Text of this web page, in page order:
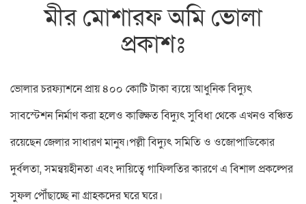
মীর মোশারফ অমি ভোলা
প্রকাশঃ
ভোলার চরফ্যাশনে প্রায় ৪০০ কোটি টাকা ব্যয়ে আধুনিক বিদ্যুৎ
সাবস্টেশন নির্মাণ করা হলেও কাঙ্ক্ষিত বিদ্যুৎ সুবিধা থেকে এখনও বঞ্চিত
রয়েছেন জেলার সাধারণ মানুষ।পল্লী বিদ্যুৎ সমিতি ও ওজোপাডিকোর
দুর্বলতা, সমন্বয়হীনতা এবং দায়িত্বে গাফিলতির কারণে এ বিশাল প্রকল্পের
সুফল পৌঁছাচ্ছে না গ্রাহকদের ঘরে ঘরে।